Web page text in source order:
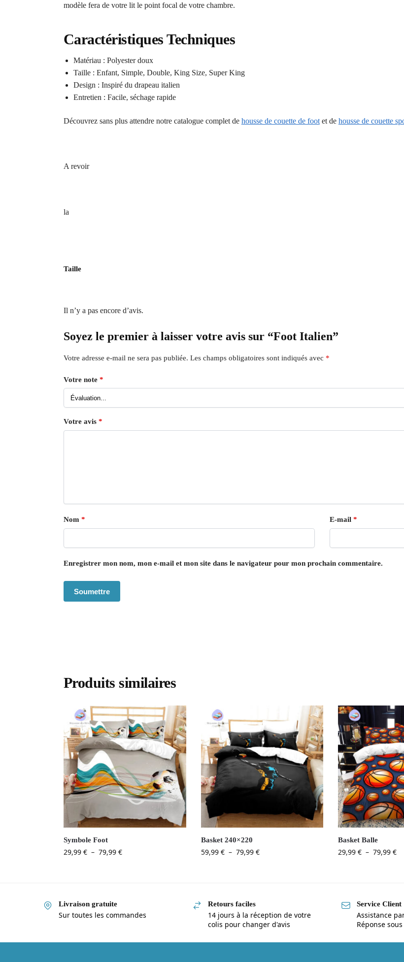
modèle fera de votre lit le point focal de votre chambre.
Caractéristiques Techniques
Matériau : Polyester doux
Taille : Enfant, Simple, Double, King Size, Super King
Design : Inspiré du drapeau italien
Entretien : Facile, séchage rapide
Découvrez sans plus attendre notre catalogue complet de housse de couette de footet de housse de couette
A revoir
la
Taille
Il n’y a pas encore d’avis.
Soyez le premier à laisser votre avis sur “Foot Italien”
Votre adresse e-mail ne sera pas publiée. Les champs obligatoires sont indiqués avec *
Votre note *
Votre avis *
Nom * E-mail *
Enregistrer mon nom, mon e-mail et mon site dans le navigateur pour mon prochain commentaire.
Produits similaires
Symbole Foot
29,99 € – 79,99 €
Basket 240×220
59,99 € – 79,99 €
Basket Balle
29,99€ – 79,99€
Livraison gratuite
Sur toutes les commandes
Retours faciles
14 jours à la réception de votre
colis pour changer d'avis
Service Client
Assistance
Réponse